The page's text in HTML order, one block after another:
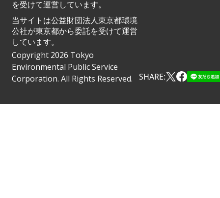
を受けて運営しています。
当サイトは公益財団法人東京都環境
公社が東京都から委託を受けて運営
しています。
Copyright 2026 Tokyo
Environmental Public Service
Corporation. All Rights Reserved.
SHARE: